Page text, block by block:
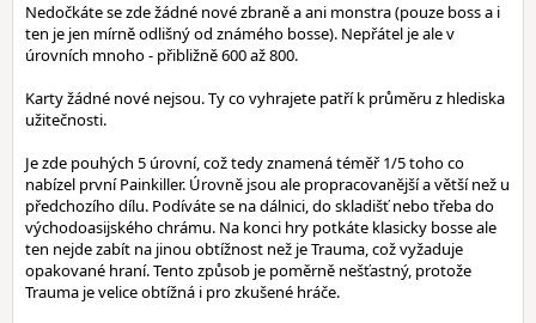
Nedočkáte se zde žádné nové zbraně a ani monstra (pouze boss a i
ten je jen mírně odlišný od známého bosse). Nepřátel je ale v
úrovních mnoho - přibližně 600 až 800.
Karty žádné nové nejsou. Ty co vyhrajete patří k průměru z hlediska
užitečnosti.
Je zde pouhých 5 úrovní, což tedy znamená téměř 1/5 toho co
nabízel první Painkiller. Úrovně jsou ale propracovanější a větší než u
předchozího dílu. Podíváte se na dálnici, do skladišť nebo třeba do
východoasijského chrámu. Na konci hry potkáte klasicky bosse ale
ten nejde zabít na jinou obtížnost než je Trauma, což vyžaduje
opakované hraní. Tento způsob je poměrně nešťastný, protože
Trauma je velice obtížná i pro zkušené hráče.